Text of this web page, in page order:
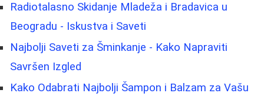
Radiotalasno Skidanje Mladeža i Bradavica u
Beogradu - Iskustva i Saveti
Najbolji Saveti za Šminkanje - Kako Napraviti
Savršen Izgled
Kako Odabrati Najbolji Šampon i Balzam za Vašu